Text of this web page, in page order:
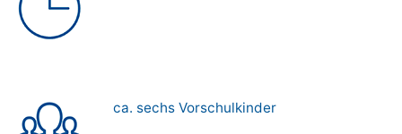
ca. sechs Vorschulkinder